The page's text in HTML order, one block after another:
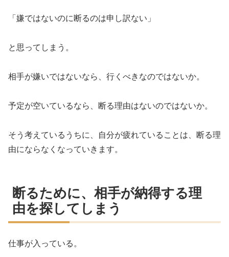
「嫌ではないのに断るのは申し訳ない」
と思ってしまう。
相手が嫌いではないなら、行くべきなのではないか。
予定が空いているなら、断る理由はないのではないか。
そう考えているうちに、自分が疲れていることは、断る理
由にならなくなっていきます。
断るために、相手が納得する理
由を探してしまう
仕事が入っている。